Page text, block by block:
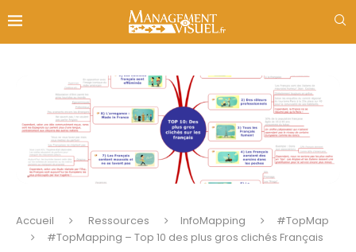
Accueil Ressources InfoMapping
#TopMap
#TopMapping – Top 10 des plus gros clichés Français